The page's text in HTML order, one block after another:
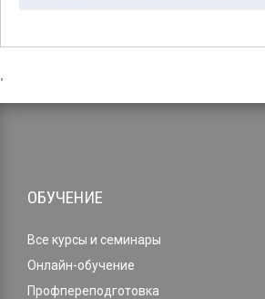
ОБУЧЕНИЕ
Все курсы и семинары
Онлайн-обучение
Профпереподготовка